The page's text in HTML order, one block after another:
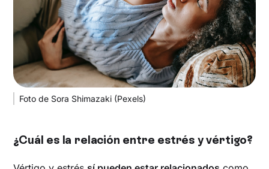
Foto de Sora Shimazaki (Pexels)
¿Cuál es la relación entre estrés y vértigo?